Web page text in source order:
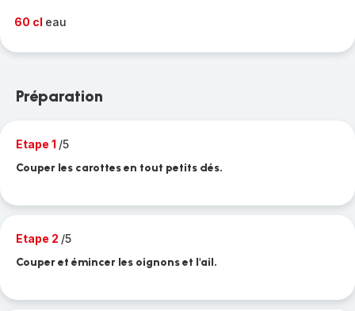
60 cl eau
Préparation
Etape 1 /5
Couper les carottes en tout petits dés.
Etape 2 /5
Couper et émincer les oignons et l'ail.